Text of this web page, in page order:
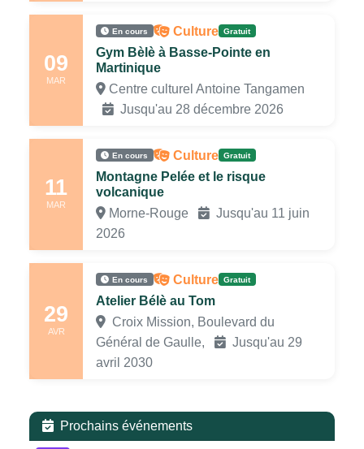
09
MAR
En cours Culture Gratuit
Gym Bèlè à Basse-Pointe en
Martinique
Centre culturel Antoine Tangamen
Jusqu'au 28 décembre 2026
11
MAR
En cours Culture Gratuit
Montagne Pelée et le risque
volcanique
Morne-Rouge
Jusqu'au 11 juin
2026
29
AVR
En cours Culture Gratuit
Atelier Bélè au Tom
Croix Mission, Boulevard du
Général de Gaulle,
Jusqu'au 29
avril 2030
Prochains événements